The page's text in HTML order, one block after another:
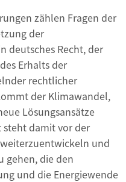
zählen Fragen der
der
deutsches Recht, der
Erhalts der
rechtlicher
der Klimawandel,
Lösungsansätze
steht damit vor der
und
gehen, die den
und die Energie­wende